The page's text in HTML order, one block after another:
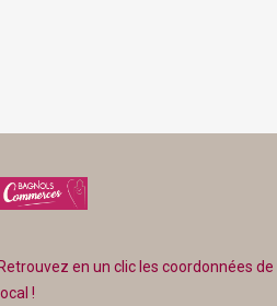
Retrouvez en un clic les coordonnées
local !